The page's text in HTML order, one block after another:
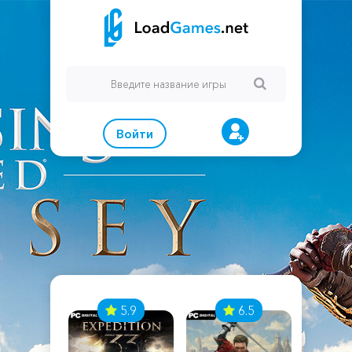
Войти
5.9 6.5